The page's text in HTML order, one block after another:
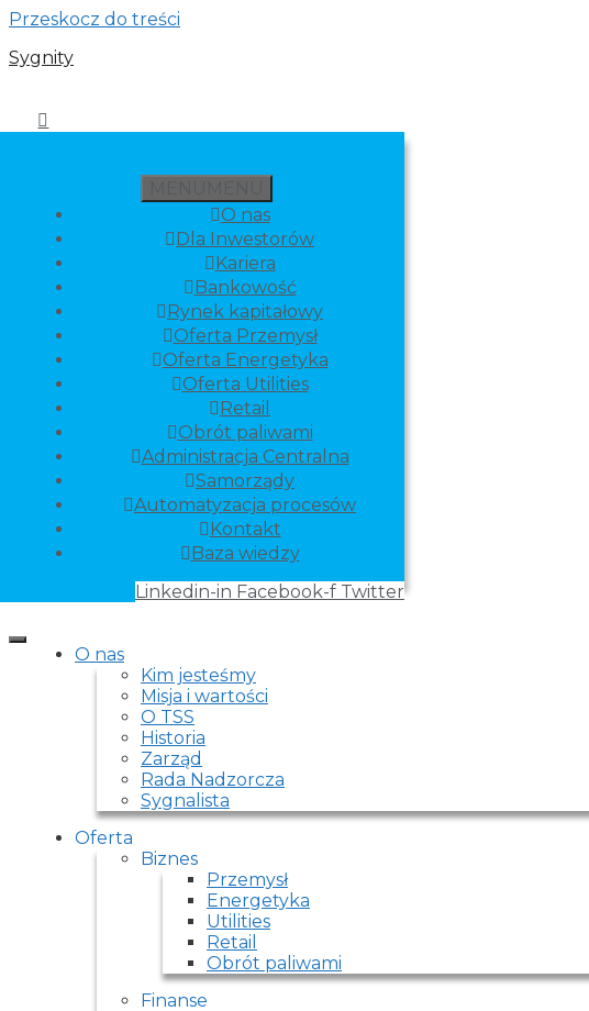
Przeskocz do treści
Sygnity
O nas
Dla Inwestorów
Kariera
Bankowość
Rynek kapitałowy
Oferta Przemysł
Oferta Energetyka
Oferta Utilities
Retail
Obrót paliwami
Administracja Centralna
Samorządy
Automatyzacja procesów
Kontakt
Baza wiedzy
Linkedin-in Facebook-f Twitter
O nas
Kim jesteśmy
Misja i wartości
O TSS
Historia
Zarząd
Rada Nadzorcza
Sygnalista
Oferta
Biznes
Przemysł
Energetyka
Utilities
Retail
Obrót paliwami
Finanse